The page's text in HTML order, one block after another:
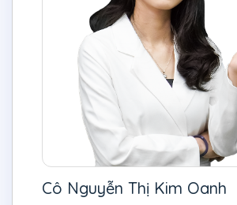
Cô Nguyễn Thị Kim Oanh